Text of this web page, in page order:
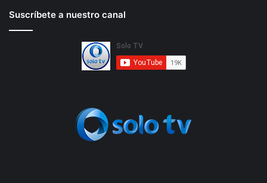
Suscríbete a nuestro canal